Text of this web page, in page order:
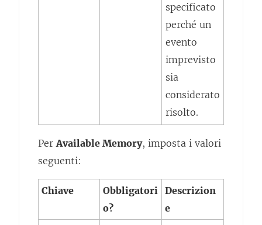
specificato
perché un
evento
imprevisto
sia
considerato
risolto.
Per Available Memory, imposta i valori
seguenti:
Chiave
Obbligatori
o?
Descrizion
e